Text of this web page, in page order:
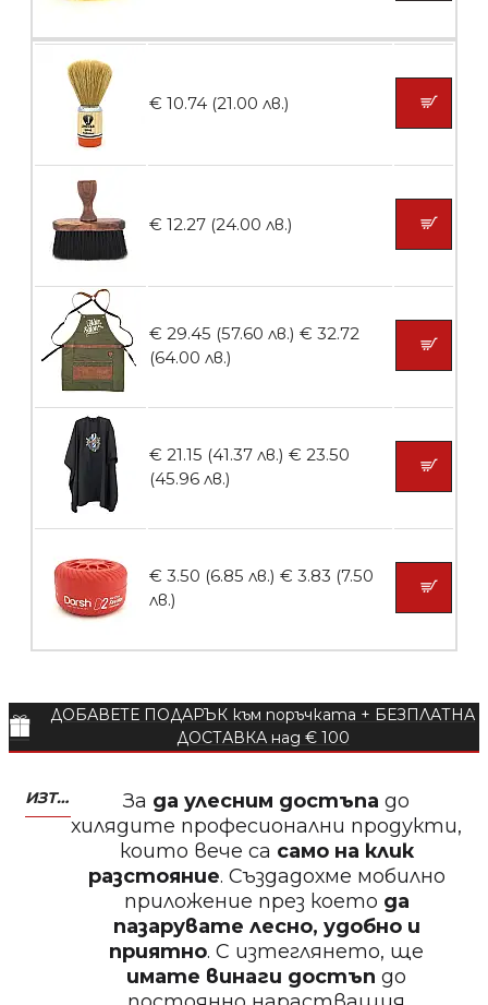
БЕЗПЛАТНО
Пила тип ренде 2в1
БЕЗПЛАТНО
Пила тип ренде 2в1
БЕЗПЛАТНО
Пила за нокти
БЕЗПЛАТНО
Пила за нокти
€ 10.74 (21.00 лв.)
€ 12.27 (24.00 лв.)
€ 29.45 (57.60 лв.) € 32.72
(64.00 лв.)
€ 21.15 (41.37 лв.) € 23.50
(45.96 лв.)
€ 3.50 (6.85 лв.) € 3.83 (7.50
лв.)
ДОБАВЕТЕ ПОДАРЪК към поръчката + БЕЗПЛАТНА
ДОСТАВКА над € 100
ИЗТЕГЛЕТЕ МОБИЛНО ПРИЛОЖЕНИЕ ZASALONA За да улесним достъпадо
хилядите професионални продукти,
които вече са само на клик
разстояние. Създадохме мобилно
приложение през което да
пазарувате лесно, удобно и
приятно. С изтеглянето, ще
имате винаги достъп до